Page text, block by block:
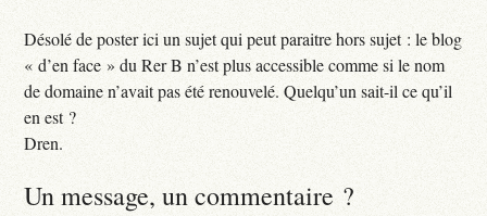
Désolé de poster ici un sujet qui peut paraitre hors sujet : le blog
« d’en face » du Rer B n’est plus accessible comme si le nom
de domaine n’avait pas été renouvelé. Quelqu’un sait-il ce qu’il
en est ?
Dren.
Un message, un commentaire ?